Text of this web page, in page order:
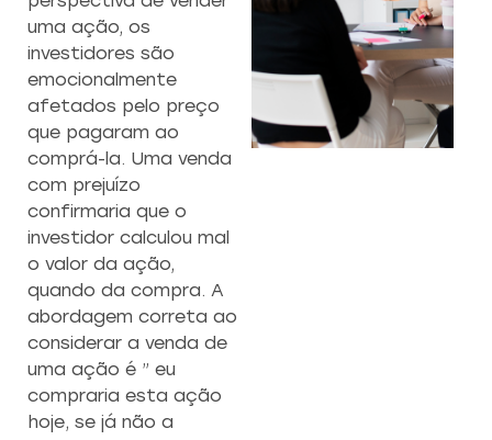
uma ação, os
investidores são
emocionalmente
afetados pelo preço
que pagaram ao
comprá-la. Uma venda
com prejuízo
confirmaria que o
investidor calculou mal
o valor da ação,
quando da compra. A
abordagem correta ao
considerar a venda de
uma ação é ” eu
compraria esta ação
hoje, se já não a